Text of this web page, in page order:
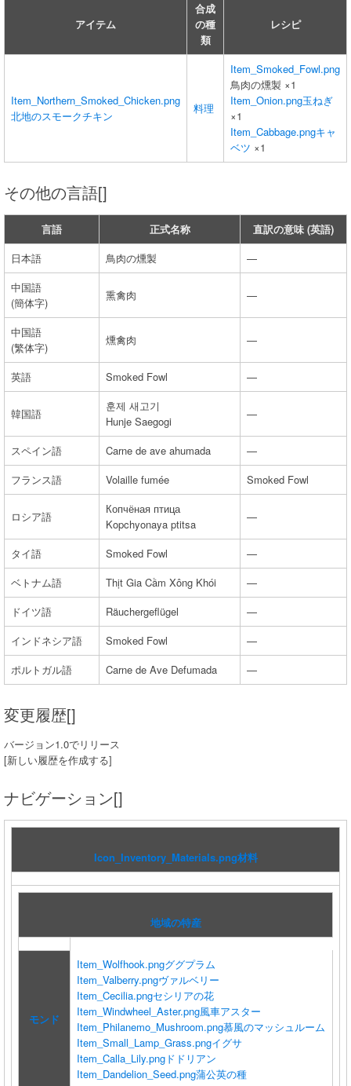
アイテム
合成
の種
類
レシピ
Item_Northern_Smoked_Chicken.png
北地のスモークチキン
料理
Item_Smoked_Fowl.png
鳥肉の燻製 ×1
Item_Onion.png玉ねぎ
×1
Item_Cabbage.pngキャ
ベツ ×1
その他の言語[]
言語 正式名称
直訳の意味 (英語)
日本語
鳥肉の燻製
—
中国語
(簡体字)
熏禽肉 —
中国語
(繁体字)
燻禽肉 —
英語 Smoked Fowl —
韓国語
훈제 새고기
Hunje Saegogi
—
スペイン語 Carne de ave ahumada
—
フランス語
Volaille fumée Smoked Fowl
ロシア語
Копчёная птица
Kopchyonaya ptitsa
—
タイ語 Smoked Fowl
—
ベトナム語
Thịt Gia Cầm Xông Khói
—
ドイツ語
Räuchergeflügel
—
インドネシア語
Smoked Fowl
—
ポルトガル語
Carne de Ave Defumada —
変更履歴[]
バージョン1.0でリリース
[新しい履歴を作成する]
ナビゲーション[]
Icon_Inventory_Materials.png材料
地域の特産
モンド
Item_Wolfhook.pngググプラム
Item_Valberry.pngヴァルベリー
Item_Cecilia.pngセシリアの花
Item_Windwheel_Aster.png風車アスター
Item_Philanemo_Mushroom.png慕風のマッシュルーム
Item_Small_Lamp_Grass.pngイグサ
Item_Calla_Lily.png ドドリアン
Item_Dandelion_Seed.png蒲公英の種